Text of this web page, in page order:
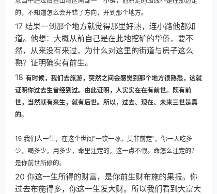
的，不知道怎么会开错了方向，开到那个地方。
17 结果一到那个地方就觉得那里好熟，连小路他都知
道。他想：大概从前自己是在此地挖矿的华侨，要不
然，从来没有来过，为什么对这里的街道与房子这么
熟？证明确实有前生。
18 有时候，我们去旅游，突然之间会感觉到那个地方很熟悉，这就
证明你过去生曾经到过。由此证明，人实实在在有前世。既有前
世，当然就有来生，就有后世。所以，过去、现在、未来三世是真
的。
19 我们人一生，在这个世间“一饮一啄，莫非前定”，你一天吃多
少，喝多少，用多少，命里注定的，这一点不假。命怎么注定的？
是你前世所修的。
20 你这一生所得的财富，是你前生财布施的果报。你
过去布施得多，你这一生发大财。所以我们看到大富大